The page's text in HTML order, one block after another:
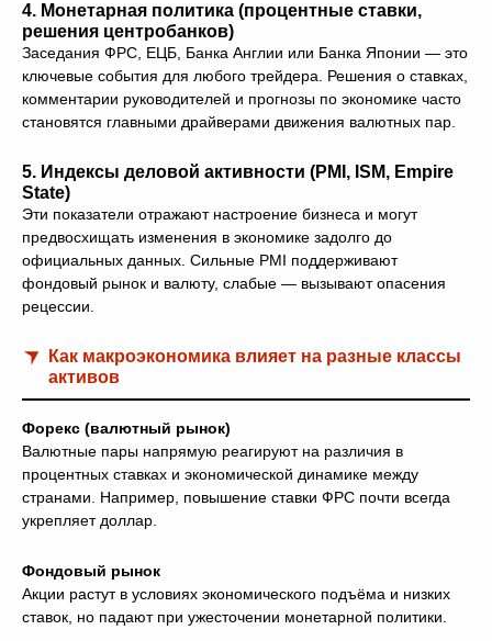
4. Монетарная политика (процентные ставки,
решения центробанков)
Заседания ФРС, ЕЦБ, Банка Англии или Банка Японии — это
ключевые события для любого трейдера. Решения о ставках,
комментарии руководителей и прогнозы по экономике часто
становятся главными драйверами движения валютных пар.
5. Индексы деловой активности (PMI, ISM, Empire
State)
Эти показатели отражают настроение бизнеса и могут
предвосхищать изменения в экономике задолго до
официальных данных. Сильные PMI поддерживают
фондовый рынок и валюту, слабые — вызывают опасения
рецессии.
Как макроэкономика влияет на разные классы
активов
Форекс (валютный рынок)
Валютные пары напрямую реагируют на различия в
процентных ставках и экономической динамике между
странами. Например, повышение ставки ФРС почти всегда
укрепляет доллар.
Фондовый рынок
Акции растут в условиях экономического подъёма и низких
ставок, но падают при ужесточении монетарной политики.